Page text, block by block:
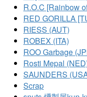
R.O.C [Rainbow
RED GORILLA
RIESS (AUT)
ROBEX (ITA)
ROO Garbage
Rosti Mepal
SAUNDERS
Scrap